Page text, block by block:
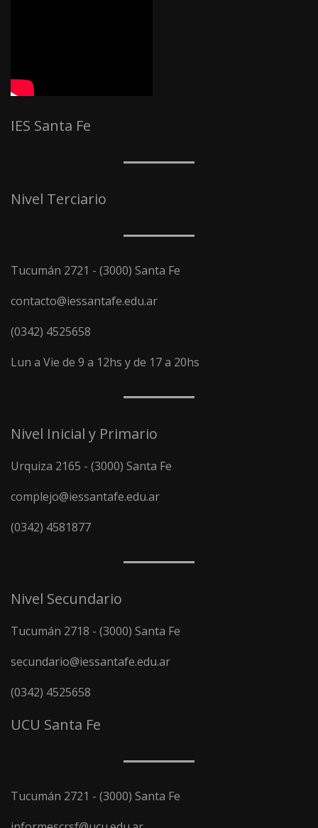
IES Santa Fe
Nivel Terciario
Tucumán 2721 - (3000) Santa Fe
contacto@iessantafe.edu.ar
(0342) 4525658
Lun a Vie de 9 a 12hs y de 17 a 20hs
Nivel Inicial y Primario
Urquiza 2165 - (3000) Santa Fe
complejo@iessantafe.edu.ar
(0342) 4581877
Nivel Secundario
Tucumán 2718 - (3000) Santa Fe
secundario@iessantafe.edu.ar
(0342) 4525658
UCU Santa Fe
Tucumán 2721 - (3000) Santa Fe